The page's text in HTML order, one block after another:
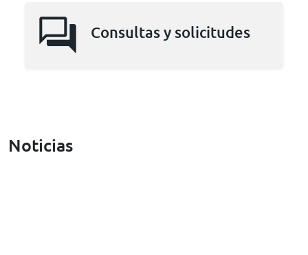
question_answer Consultas y solicitudes
Noticias